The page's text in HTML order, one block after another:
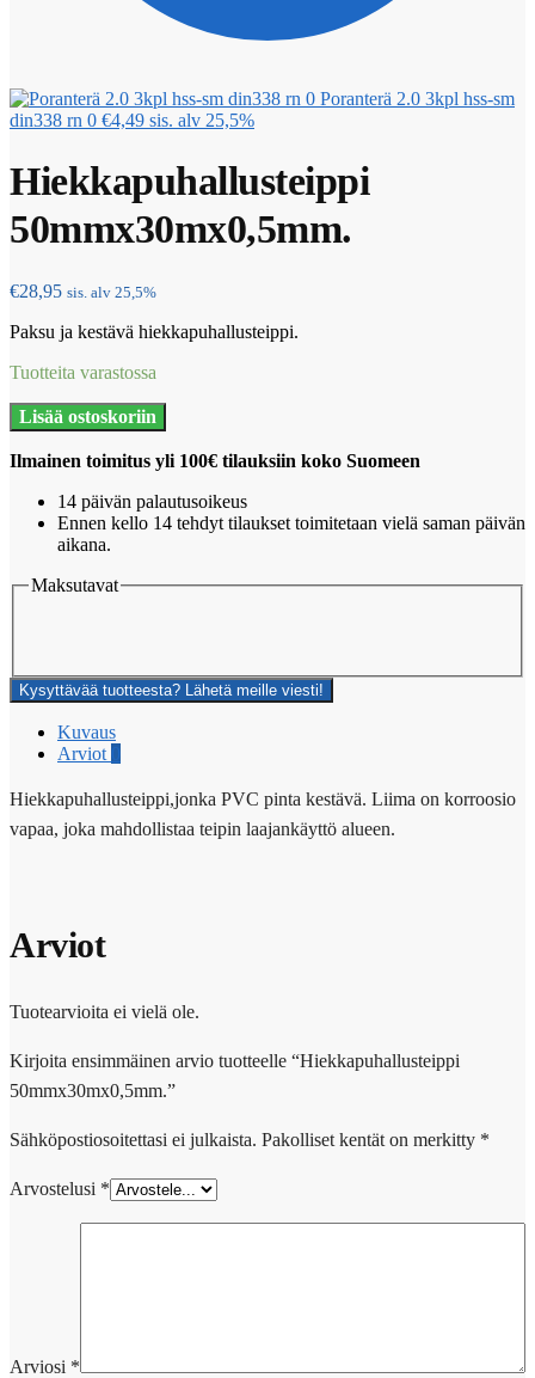
Poranterä 2.0 3kpl hss-sm
din338 rn 0 €4,49 sis. alv 25,5%
Hiekkapuhallusteippi
50mmx30mx0,5mm.
€28,95 sis. alv 25,5%
Paksu ja kestävä hiekkapuhallusteippi.
Tuotteita varastossa
Hiekkapuhallusteippi
50mmx30mx0,5mm.
määrä
Lisää ostoskoriin
Ilmainen toimitus yli 100€ tilauksiin koko Suomeen
14 päivän palautusoikeus
Ennen kello 14 tehdyt tilaukset toimitetaan vielä saman päivän
aikana.
Maksutavat
Kysyttävää tuotteesta? Lähetä meille viesti!
Kuvaus
Arviot 0
Hiekkapuhallusteippi,jonka PVC pinta kestävä. Liima on korroosio
vapaa, joka mahdollistaa teipin laajankäyttö alueen.
Arviot
Tuotearvioita ei vielä ole.
Kirjoita ensimmäinen arvio tuotteelle “Hiekkapuhallusteippi
50mmx30mx0,5mm.”
Sähköpostiosoitettasi ei julkaista. Pakolliset kentät on merkitty *
Arvostelusi *
Arviosi *